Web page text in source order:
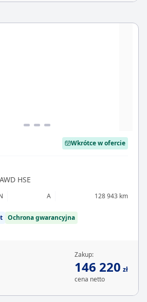
Wkrótce w ofercie
HSE
A 128 943 km
Ochrona gwarancyjna
Zakup:
146 220 zł
cena netto